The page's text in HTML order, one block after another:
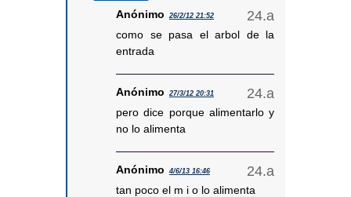
Anónimo 26/2/12 21:52
como se pasa el arbol de la
entrada
Anónimo 27/3/12 20:31
pero dice porque alimentarlo y
no lo alimenta
Anónimo 4/6/13 16:46
tan poco el m i o lo alimenta